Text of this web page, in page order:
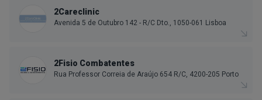
2Careclinic
Avenida 5 de Outubro 142 - R/C Dto., 1050-061 Lisboa
2Fisio Combatentes
Rua Professor Correia de Araújo 654 R/C, 4200-205 Porto